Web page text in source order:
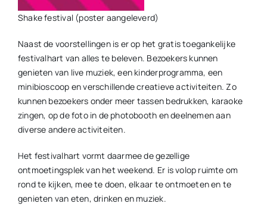
Shake festival (poster aangeleverd)
Naast de voorstellingen is er op het gratis toegankelijke
festivalhart van alles te beleven. Bezoekers kunnen
genieten van live muziek, een kinderprogramma, een
minibioscoop en verschillende creatieve activiteiten. Zo
kunnen bezoekers onder meer tassen bedrukken, karaoke
zingen, op de foto in de photobooth en deelnemen aan
diverse andere activiteiten.
Het festivalhart vormt daarmee de gezellige
ontmoetingsplek van het weekend. Er is volop ruimte om
rond te kijken, mee te doen, elkaar te ontmoeten en te
genieten van eten, drinken en muziek.